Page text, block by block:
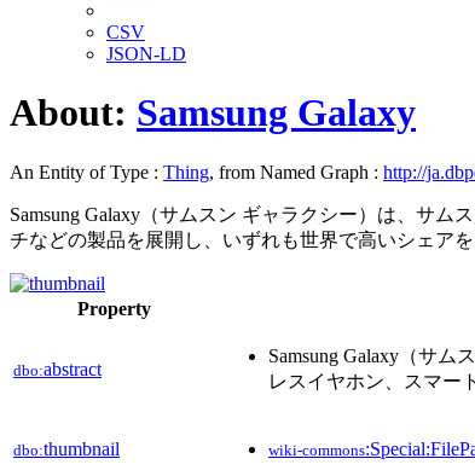
CSV
JSON-LD
About: Samsung Galaxy
An Entity of Type : Thing, from Named Graph : http://
Samsung Galaxy（サムスン ギャラクシー）は、サ
チなどの製品を展開し、いずれも世界で高いシェアを
Property
dbo:abstract
Samsung Galaxy（サ
レスイヤホン、スマー
dbo:thumbnail wiki-commons